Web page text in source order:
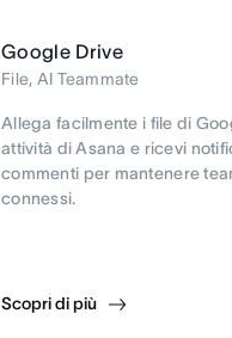
Google Drive
File, AI Teammate
Allega facilmente i file di
attività di Asana e ricevi
commenti per mantenere
connessi.
Scopri di più